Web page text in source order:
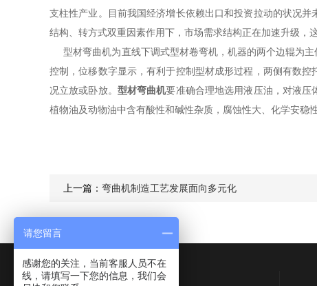
支柱性产业。目前我国经济增长依赖出口和投资拉动的状况
结构、转方式双重因素作用下，市场需求结构正在加速升级，
型材弯曲机为直线下调式型材卷弯机，机器的两个边辊为主
控制，位移数字显示，有利于控制型材成形过程，两侧有数
况立放或卧放。 型材弯曲机要准确合理地选用液压油，对液压
植物油及动物油中含有酸性和碱性杂质，腐蚀性大、化学安稳
上一篇： 弯曲机制造工艺发展面向多元化
Contact Us
请您留言
感谢您的关注，当前客服人员不在
线，请填写一下您的信息，我们会